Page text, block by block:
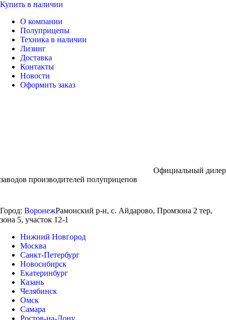
Купить в наличии
О компании
Полуприцепы
Техника в наличии
Лизинг
Доставка
Контакты
Новости
Оформить заказ
Официальный дилер
заводов производителей полуприцепов
Город: ВоронежРамонский р-н, с. Айдарово, Промзона 2 тер,
зона 5, участок 12-1
Нижний Новгород
Москва
Санкт-Петербург
Новосибирск
Екатеринбург
Казань
Челябинск
Омск
Самара
Ростов-на-Дону